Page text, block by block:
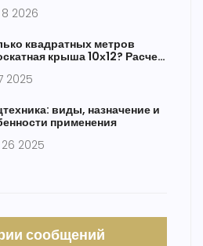
2026
квадратных метров
крыша 10х12? Расчет
2025
виды, назначение и
применения
2025
сообщений